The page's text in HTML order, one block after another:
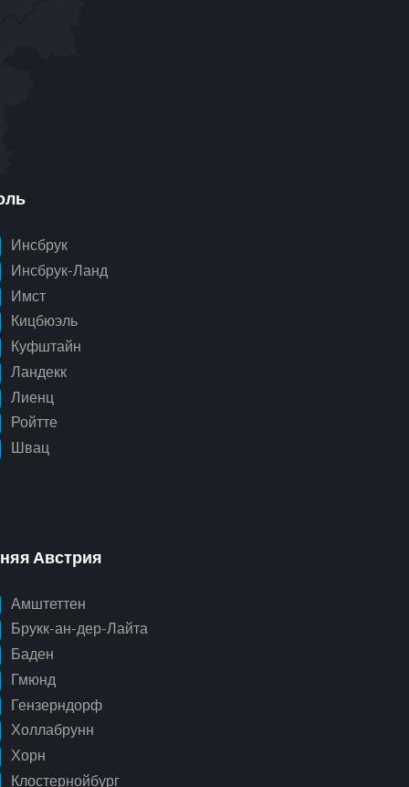
Инсбрук
Инсбрук-Ланд
Имст
Кицбюэль
Куфштайн
Ландекк
Лиенц
Ройтте
Швац
Австрия
Амштеттен
Брукк-ан-дер-Лайта
Баден
Гмюнд
Гензерндорф
Холлабрунн
Хорн
Клостернойбург